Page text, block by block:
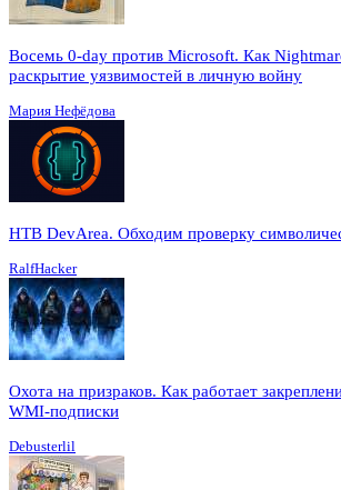
Восемь 0-day против Microsoft. Как
раскрытие уязвимостей в личную войну
Мария Нефёдова
HTB DevArea. Обходим проверку
RalfHacker
Охота на призраков. Как работает
WMI-подписки
Debusterlil